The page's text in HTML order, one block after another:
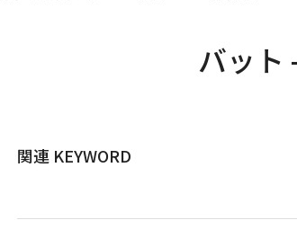
バット
関連 KEYWORD